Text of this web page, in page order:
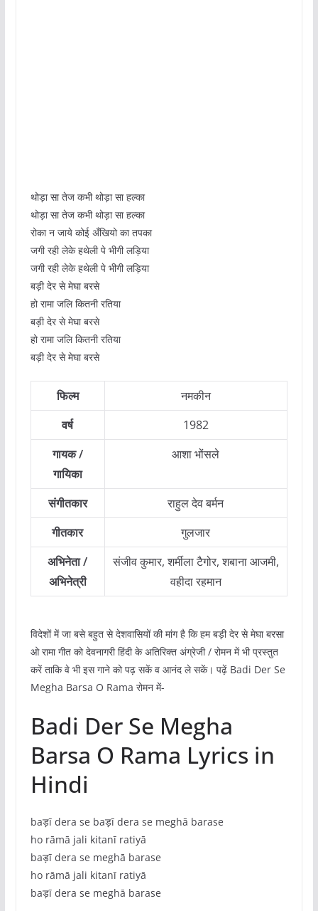
थोड़ा सा तेज कभी थोड़ा सा हल्का
थोड़ा सा तेज कभी थोड़ा सा हल्का
रोका न जाये कोई अँखियो का तपका
जगी रही लेके हथेली पे भीगी लड़िया
जगी रही लेके हथेली पे भीगी लड़िया
बड़ी देर से मेघा बरसे
हो रामा जलि कितनी रतिया
बड़ी देर से मेघा बरसे
हो रामा जलि कितनी रतिया
बड़ी देर से मेघा बरसे
फिल्म
नमकीन
वर्ष
1982
गायक /
गायिका
आशा भोंसले
संगीतकार
राहुल देव बर्मन
गीतकार
गुलजार
अभिनेता /
अभिनेत्री
संजीव कुमार, शर्मीला टैगोर, शबाना आजमी,
वहीदा रहमान
विदेशों में जा बसे बहुत से देशवासियों की मांग है कि हम बड़ी देर से मेघा बरसा
ओ रामा गीत को देवनागरी हिंदी के अतिरिक्त अंग्रेजी / रोमन में भी प्रस्तुत
करें ताकि वे भी इस गाने को पढ़ सकें व आनंद ले सकें। पढ़ें Badi Der Se
Megha Barsa O Rama रोमन में-
Badi Der Se Megha
Barsa O Rama Lyrics in
Hindi
baड़ī dera se baड़ī dera se meghā barase
ho rāmā jali kitanī ratiyā
baड़ī dera se meghā barase
ho rāmā jali kitanī ratiyā
baड़ī dera se meghā barase